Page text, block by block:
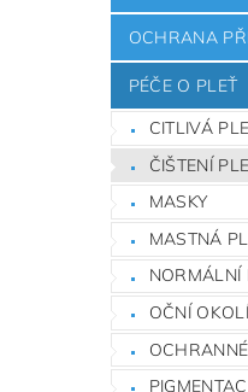
OCHRANA
PÉČE O PLEŤ
CITLIVÁ
ČIŠTENÍ
MASKY
MASTNÁ
NORMÁLNÍ
OČNÍ OKOLÍ